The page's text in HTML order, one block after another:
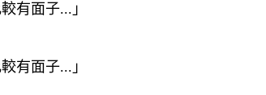
有面子...」
有面子...」